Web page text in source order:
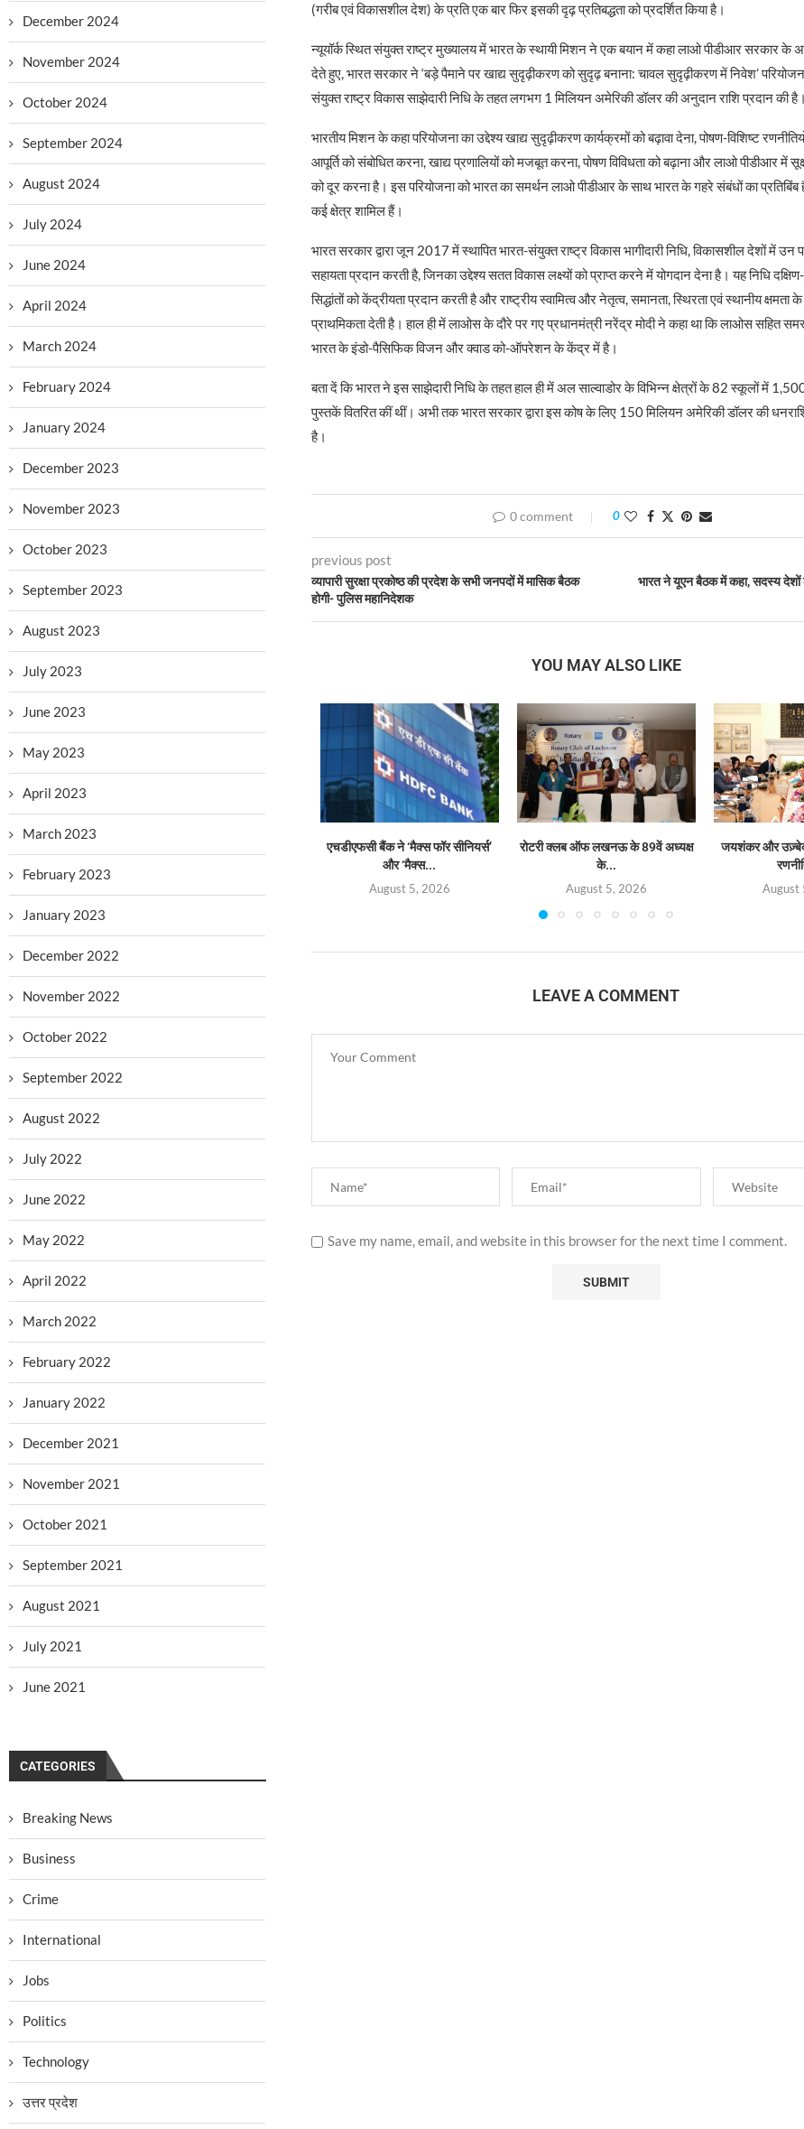
(गरीब एवं विकासशील देश) के प्रति एक बार फिर इसकी दृढ़ प्रतिबद्धता को प्रदर्शित किया है।
न्यूयॉर्क स्थित संयुक्त राष्ट्र मुख्यालय में भारत के स्थायी मिशन ने एक बयान में कहा लाओ पीडीआर सरकार के
देते हुए, भारत सरकार ने ‘बड़े पैमाने पर खाद्य सुदृढ़ीकरण को सुदृढ़ बनाना: चावल सुदृढ़ीकरण में निवेश’
संयुक्त राष्ट्र विकास साझेदारी निधि के तहत लगभग 1 मिलियन अमेरिकी डॉलर की अनुदान राशि प्रदान की है।
भारतीय मिशन के कहा परियोजना का उद्देश्य खाद्य सुदृढ़ीकरण कार्यक्रमों को बढ़ावा देना, पोषण-विशिष्ट
आपूर्ति को संबोधित करना, खाद्य प्रणालियों को मजबूत करना, पोषण विविधता को बढ़ाना और लाओ पीडीआर में
को दूर करना है। इस परियोजना को भारत का समर्थन लाओ पीडीआर के साथ भारत के गहरे संबंधों का
कई क्षेत्र शामिल हैं।
भारत सरकार द्वारा जून 2017 में स्थापित भारत-संयुक्त राष्ट्र विकास भागीदारी निधि, विकासशील देशों में उन
सहायता प्रदान करती है, जिनका उद्देश्य सतत विकास लक्ष्यों को प्राप्त करने में योगदान देना है। यह निधि
सिद्धांतों को केंद्रीयता प्रदान करती है और राष्ट्रीय स्वामित्व और नेतृत्व, समानता, स्थिरता एवं स्थानीय क्षमता
प्राथमिकता देती है। हाल ही में लाओस के दौरे पर गए प्रधानमंत्री नरेंद्र मोदी ने कहा था कि लाओस सहित
भारत के इंडो-पैसिफिक विजन और क्वाड को-ऑपरेशन के केंद्र में है।
बता दें कि भारत ने इस साझेदारी निधि के तहत हाल ही में अल साल्वाडोर के विभिन्न क्षेत्रों के 82 स्कूलों में
पुस्तकें वितरित कीं थीं। अभी तक भारत सरकार द्वारा इस कोष के लिए 150 मिलियन अमेरिकी डॉलर की
है।
0 comment 0
previous post
व्यापारी सुरक्षा प्रकोष्ठ की प्रदेश के सभी जनपदों में मासिक बैठक
होगी- पुलिस महानिदेशक
भारत ने यूएन बैठक में कहा, सदस्य देशों
YOU MAY ALSO LIKE
एचडीएफसी बैंक ने ‘मैक्स फॉर सीनियर्स’
और ‘मैक्स...
August 5, 2026
रोटरी क्लब ऑफ लखनऊ के 89वें अध्यक्ष
के...
August 5, 2026
जयशंकर और
August
LEAVE A COMMENT
Save my name, email, and website in this browser for the next time I comment.
December 2024
November 2024
October 2024
September 2024
August 2024
July 2024
June 2024
April 2024
March 2024
February 2024
January 2024
December 2023
November 2023
October 2023
September 2023
August 2023
July 2023
June 2023
May 2023
April 2023
March 2023
February 2023
January 2023
December 2022
November 2022
October 2022
September 2022
August 2022
July 2022
June 2022
May 2022
April 2022
March 2022
February 2022
January 2022
December 2021
November 2021
October 2021
September 2021
August 2021
July 2021
June 2021
CATEGORIES
Breaking News
Business
Crime
International
Jobs
Politics
Technology
उत्तर प्रदेश